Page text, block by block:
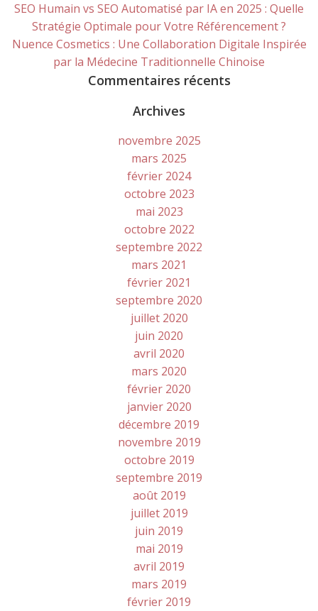
SEO Humain vs SEO Automatisé par IA en 2025 : Quelle
Stratégie Optimale pour Votre Référencement ?
Nuence Cosmetics : Une Collaboration Digitale Inspirée
par la Médecine Traditionnelle Chinoise
Commentaires récents
Archives
novembre 2025
mars 2025
février 2024
octobre 2023
mai 2023
octobre 2022
septembre 2022
mars 2021
février 2021
septembre 2020
juillet 2020
juin 2020
avril 2020
mars 2020
février 2020
janvier 2020
décembre 2019
novembre 2019
octobre 2019
septembre 2019
août 2019
juillet 2019
juin 2019
mai 2019
avril 2019
mars 2019
février 2019